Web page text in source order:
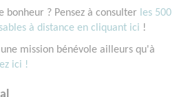
bonheur ? Pensez à consulter les 500
à distance en cliquant ici !
mission bénévole ailleurs qu'à
ici !